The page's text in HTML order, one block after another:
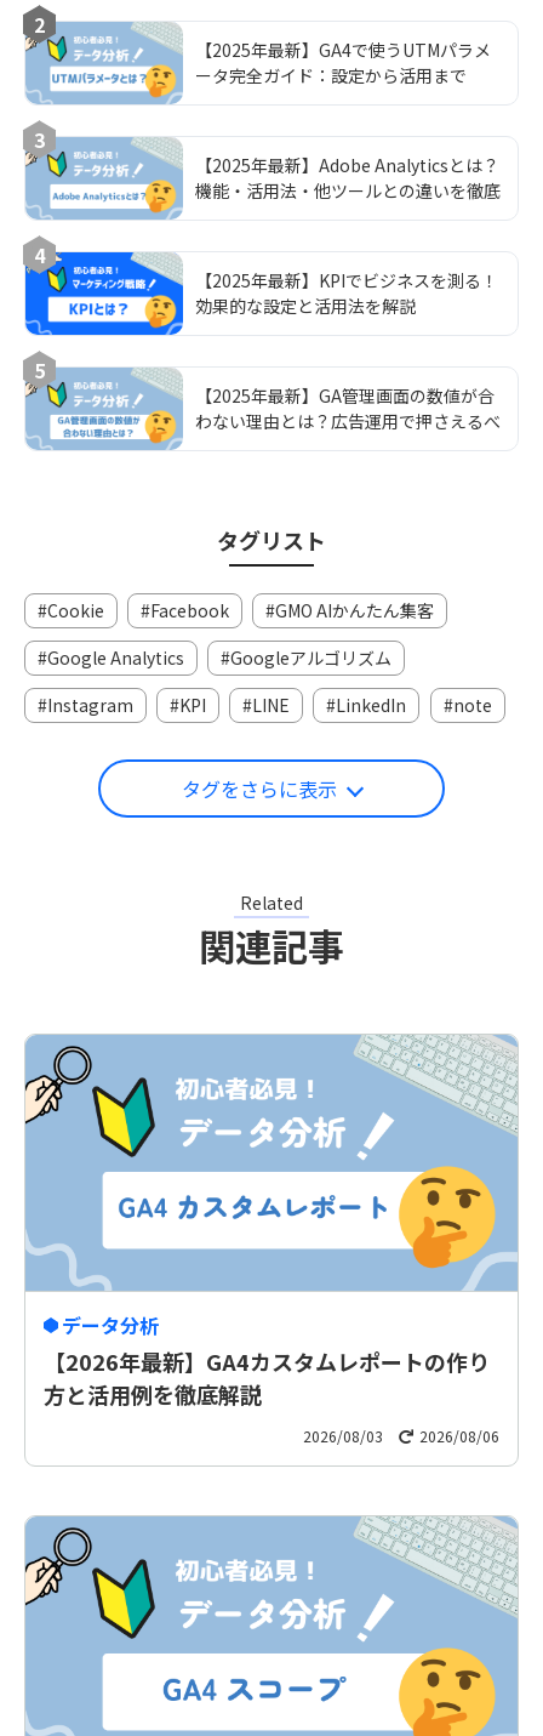
2
【2025年最新】GA4で使うUTMパラメ
ータ完全ガイド：設定から活用まで
3
【2025年最新】Adobe Analyticsとは？
機能・活用法・他ツールとの違いを徹底
解説
4
【2025年最新】KPIでビジネスを測る！
効果的な設定と活用法を解説
5
【2025年最新】GA管理画面の数値が合
わない理由とは？広告運用で押さえるべ
き3つのポイント
タグリスト
Cookie Facebook
GMO AIかんたん集客
Google Analytics
Googleアルゴリズム
Instagram
KPI LINE LinkedIn note
タグをさらに表示
Related
関連記事
データ分析
【2026年最新】GA4カスタムレポートの作り
方と活用例を徹底解説
2026/08/03 2026/08/06